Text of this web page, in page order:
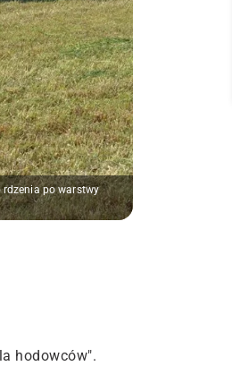
rdzenia po warstwy
hodowców".